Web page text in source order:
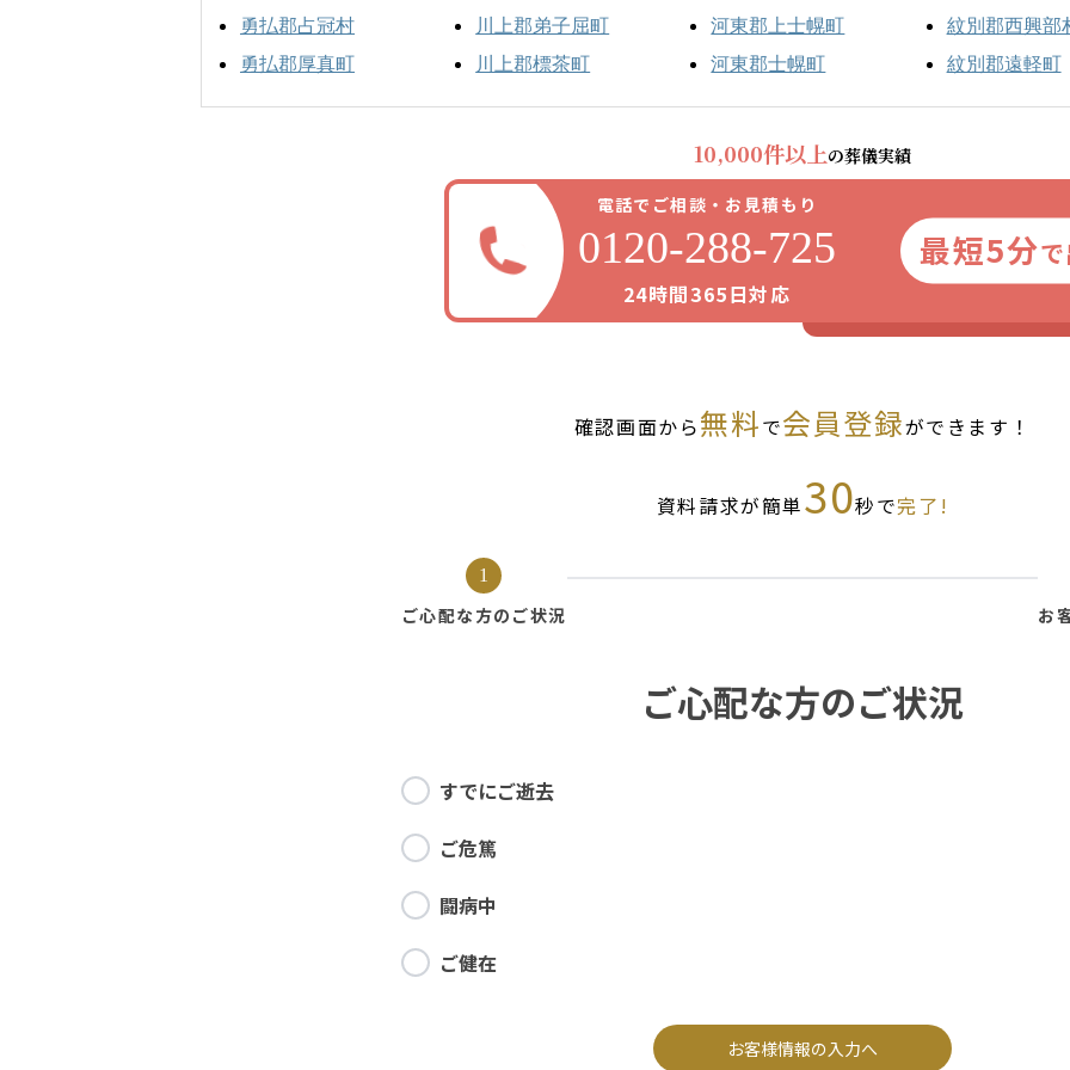
勇払郡占冠村
勇払郡厚真町
川上郡弟子屈町
川上郡標茶町
河東郡上士幌町
河東郡士幌町
紋別郡西興部
紋別郡遠軽町
10,000件以上の葬儀実績
電話でご相談・お見積もり
0120-288-725
24時間365日対応
最短5分
確認画面から無料で会員登録ができます！
資料請求が簡単30秒で完了!
1
ご心配な方の ご状況 お
ご心配な方のご状況
すでにご逝去
ご危篤
闘病中
ご健在
お客様情報の入力へ